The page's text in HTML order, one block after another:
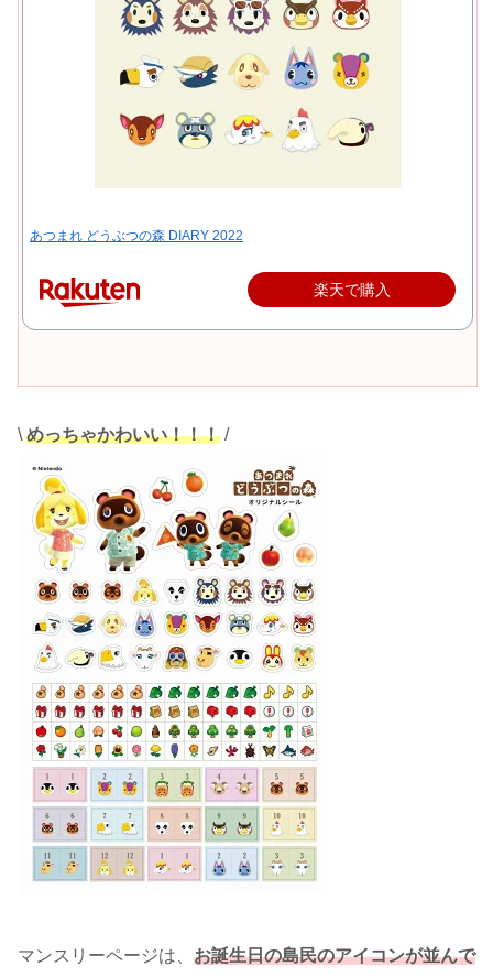
あつまれ どうぶつの森 DIARY 2022
楽天で購入
\ めっちゃかわいい！！！ /
マンスリーページは、 お誕生日の島民のアイコンが並んで